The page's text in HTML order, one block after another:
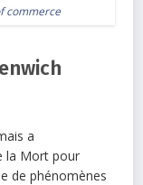
commerce
a
la Mort pour
de phénomènes